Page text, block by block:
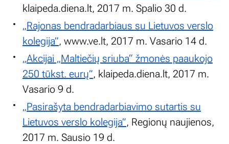
klaipeda.diena.lt, 2017 m. Spalio 30 d.
„Rajonas bendradarbiaus su Lietuvos verslo
kolegija”, www.ve.lt, 2017 m. Vasario 14 d.
„Akcijai „Maltiečių sriuba“ žmonės paaukojo
250 tūkst. eurų”, klaipeda.diena.lt, 2017 m.
Vasario 9 d.
„Pasirašyta bendradarbiavimo sutartis su
Lietuvos verslo kolegija”, Regionų naujienos,
2017 m. Sausio 19 d.